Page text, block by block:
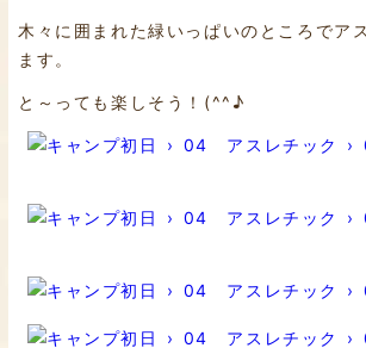
木々に囲まれた緑いっぱいのところでア
ます。
と～っても楽しそう！(^^♪